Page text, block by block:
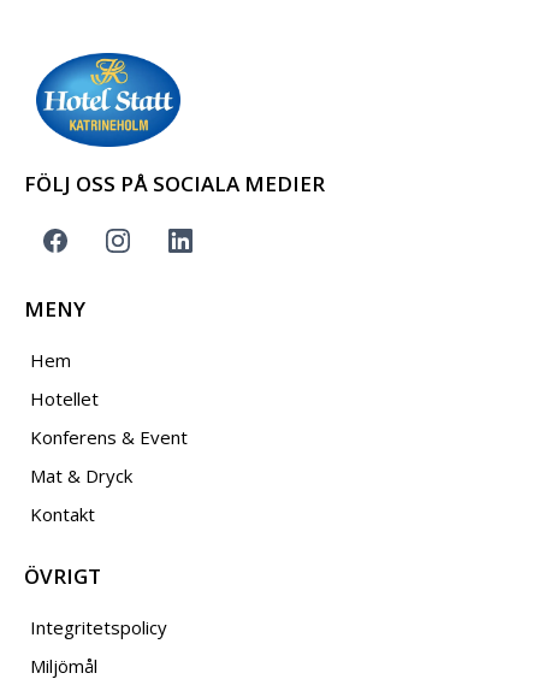
FÖLJ OSS PÅ SOCIALA MEDIER
MENY
Hem
Hotellet
Konferens & Event
Mat & Dryck
Kontakt
ÖVRIGT
Integritetspolicy
Miljömål